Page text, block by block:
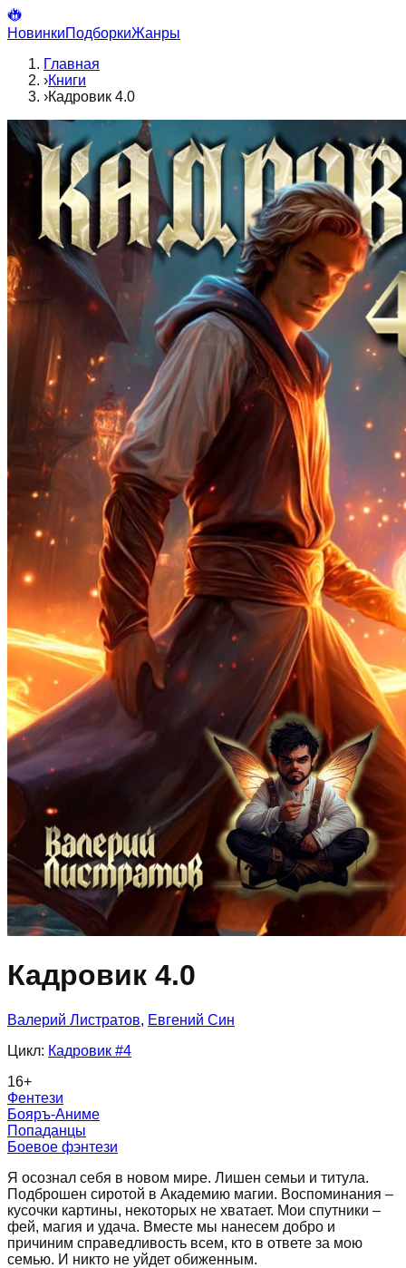
НовинкиПодборкиЖанры
Главная
›Книги
›Кадровик 4.0
Кадровик 4.0
Валерий Листратов, Евгений Син
Цикл: Кадровик #4
16+
Фентези
Бояръ-Аниме
Попаданцы
Боевое фэнтези
Я осознал себя в новом мире. Лишен семьи и титула.
Подброшен сиротой в Академию магии. Воспоминания –
кусочки картины, некоторых не хватает. Мои спутники –
фей, магия и удача. Вместе мы нанесем добро и
причиним справедливость всем, кто в ответе за мою
семью. И никто не уйдет обиженным.